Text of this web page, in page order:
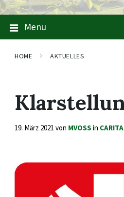
Menu
HOME AKTUELLES
19. März 2021 von MVOSS in